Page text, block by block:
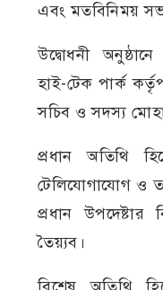
এবং মতবিনিময়
উদ্বোধনী
হাই-টেক পার্ক
সচিব ও সদস্য
প্রধান অতিথি
টেলিযোগাযোগ ও
প্রধান
তৈয়্যব।